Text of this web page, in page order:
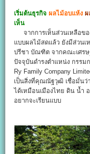
เริ่มต้นธุรกิจ ผลไม้อบแห้ง ผ
เห็น
จากการเห็นส่วนเหลือขอ
แบบผลไม้สดแล้ว ยังมีส่วน
ปรีชา บัณฑิต จากคณะเศร
ปัจจุบันดำรงตำแหน่ง กรรม
Ry Family Company
เป็นสิ่งที่คุณณัฐวุฒิ เชื่อมั่นว่
ได้เหมือนเมืองไทย ดิน น้ำ
อยากจะเรียนแบบ